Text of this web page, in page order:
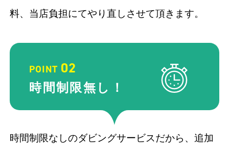
料、当店負担にてやり直しさせて頂きます。
POINT 02
時間制限無し！
時間制限なしのダビングサービスだから、追加